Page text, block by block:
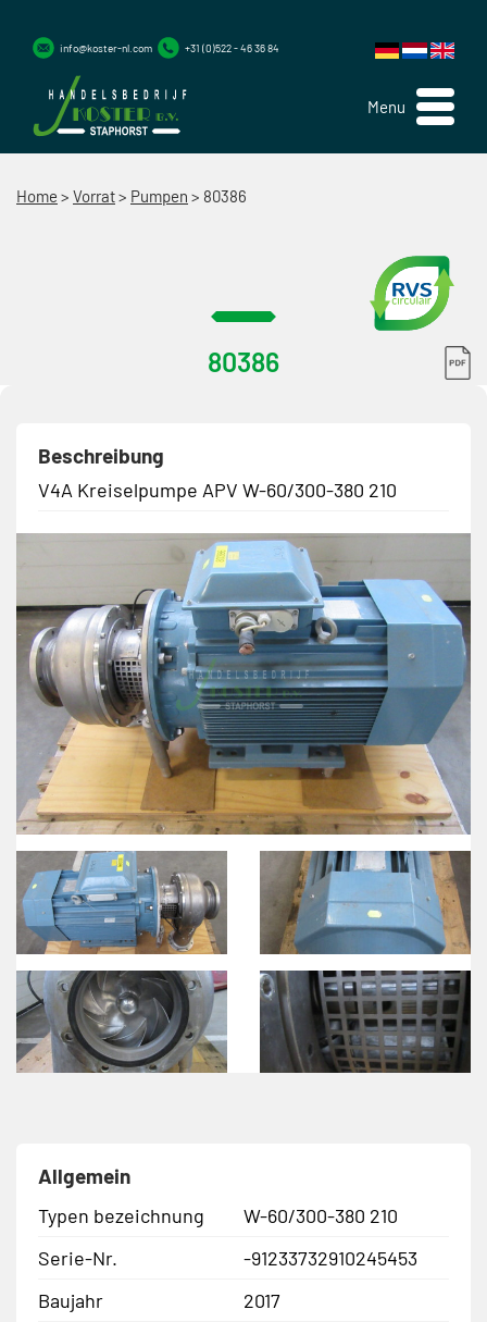
Menu
info@koster-nl.com +31 (0)522 - 46 36 84
Home > Vorrat> Pumpen > 80386
80386
Beschreibung
V4A Kreiselpumpe APV W-60/300-380 210
Allgemein
Typen bezeichnung
W-60/300-380 210
Serie-Nr.
-91233732910245453
Baujahr
2017